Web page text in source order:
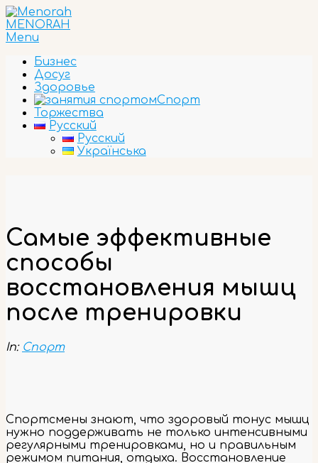
Skip
to
content
MENORAH
Primary
Menu
Menu
Бизнес
Досуг
Здоровье
Спорт
Торжества
Русский
Русский
Українська
Самые эффективные
способы
восстановления мышц
после тренировки
In: Спорт
Спортсмены знают, что здоровый тонус мышц
нужно поддерживать не только интенсивными
регулярными тренировками, но и правильным
режимом питания, отдыха. Восстановление